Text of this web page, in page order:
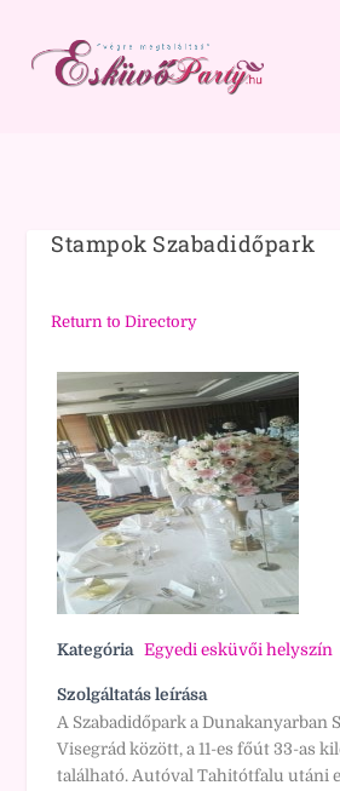
Stampok Szabadidőpark
Return to Directory
Kategória Egyedi esküvői helyszín
Szolgáltatás leírása
A Szabadidőpark a Dunakanyarban
Visegrád között, a 11-es főút 33-as
található. Autóval Tahitótfalu utáni